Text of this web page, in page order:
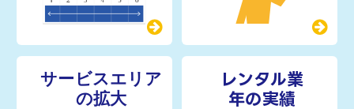
レンタル業
年の実績